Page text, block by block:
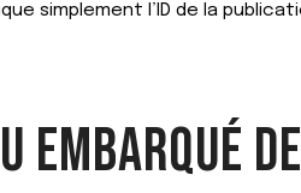
simplement l’ID de la
EMBARQUÉ